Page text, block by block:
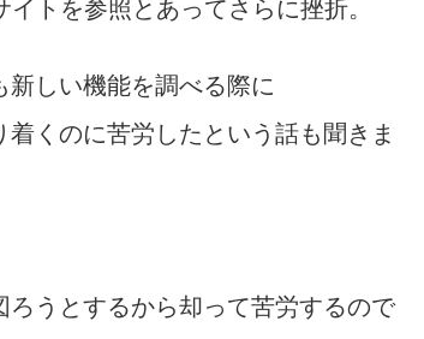
トを参照とあってさらに挫折。
しい機能を調べる際に
くのに苦労したという話も聞きま
ろうとするから却って苦労するので